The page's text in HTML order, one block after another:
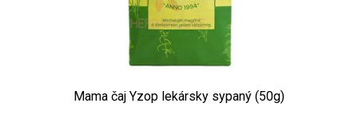
Mama čaj Yzop lekársky sypaný (50g)